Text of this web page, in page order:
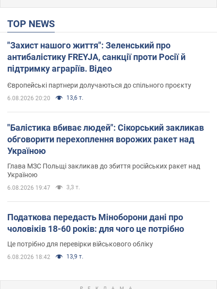
TOP NEWS
"Захист нашого життя": Зеленський про
антибалістику FREYJA, санкції проти Росії й
підтримку аграріїв. Відео
Європейські партнери долучаються до спільного проєкту
6.08.2026 20:20 13,6 т.
"Балістика вбиває людей": Сікорський закликав
обговорити перехоплення ворожих ракет над
Україною
Глава МЗС Польщі закликав до збиття російських ракет над
Україною
6.08.2026 19:47 3,3 т.
Податкова передасть Міноборони дані про
чоловіків 18-60 років: для чого це потрібно
Це потрібно для перевірки військового обліку
6.08.2026 18:42 13,9 т.